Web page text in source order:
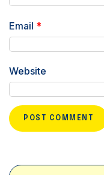
Email *
Website